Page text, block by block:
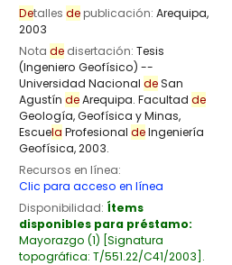
Detalles depublicación: Arequipa,
2003
Nota dedisertación: Tesis
(Ingeniero Geofísico) --
Universidad Nacional deSan
Agustín deArequipa. Facultad de
Geología, Geofísica y Minas,
Escuela Profesional deIngeniería
Geofísica, 2003.
Recursos en línea:
Clic para acceso en línea
Disponibilidad: Ítems
disponibles para préstamo:
Mayorazgo (1) Signatura
topográfica: T/551.22/C41/2003 .